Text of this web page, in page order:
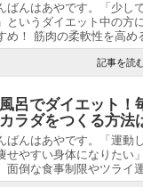
ばんはあやです。「少し
というダイエット中の方
め！ 筋肉の柔軟性を高め
記事を読
呂でダイエット！
ラダをつくる方法
ばんはあやです。「運動
せやすい身体になりたい
面倒な食事制限やツライ